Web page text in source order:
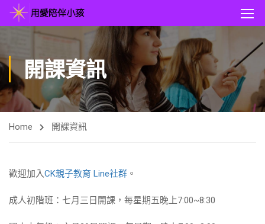
開課資訊
Home 開課資訊
歡迎加入CK親子教育 Line社群 。
成人初階班：七月三日開課，每星期五晚上7:00~8:30